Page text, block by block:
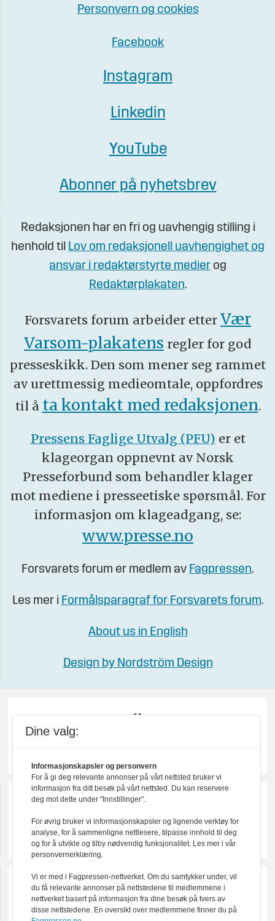
Personvern og cookies
Facebook
Instagram
Linkedin
YouTube
Abonner på nyhetsbrev
Redaksjonen har en fri og uavhengig stilling i
henhold til Lov om redaksjonell uavhengighet og
ansvar i redaktørstyrte medier og
Redaktørplakaten.
Forsvarets forum arbeider etter Vær
Varsom-plakatens regler for god
presseskikk. Den som mener seg rammet
av urettmessig medieomtale, oppfordres
til å ta kontakt med redaksjonen.
Pressens Faglige Utvalg (PFU) er et
klageorgan oppnevnt av Norsk
Presseforbund som behandler klager
mot mediene i presseetiske spørsmål. For
informasjon om klageadgang, se:
www.presse.no
Forsvarets forum er medlem av Fagpressen.
Les mer i Formålsparagraf for Forsvarets forum.
About us in English
Design by Nordström Design
Dine valg:
Informasjonskapsler og personvern
For å gi deg relevante annonser på vårt nettsted bruker vi
informasjon fra ditt besøk på vårt nettsted. Du kan reservere
deg mot dette under "Innstillinger".
For øvrig bruker vi informasjonskapsler og lignende verktøy for
analyse, for å sammenligne nettlesere, tilpasse innhold til deg
og for å utvikle og tilby nødvendig funksjonalitet. Les mer i vår
personvernerklæring.
Vi er med i Fagpressen-nettverket. Om du samtykker under, vil
du få relevante annonser på nettstedene til medlemmene i
nettverket basert på informasjon fra dine besøk på tvers av
disse nettstedene. En oversikt over medlemmene finner du på